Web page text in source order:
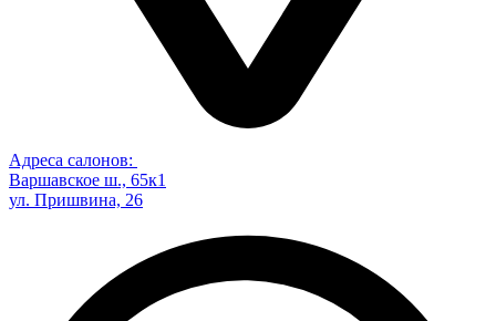
Адреса салонов:
Варшавское ш., 65к1
ул. Пришвина, 26